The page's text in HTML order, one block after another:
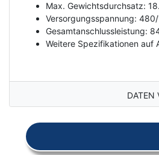
Max. Gewichtsdurchsatz:
Versorgungsspannung:
Gesamtanschlussleistung:
Weitere Spezifikationen auf
DATEN